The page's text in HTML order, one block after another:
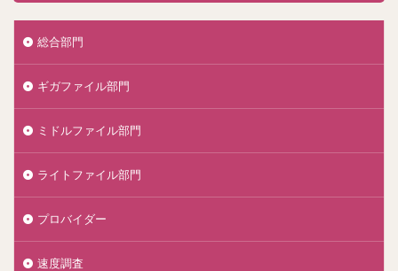
総合部門
ギガファイル部門
ミドルファイル部門
ライトファイル部門
プロバイダー
速度調査